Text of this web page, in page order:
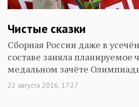
Чистые сказки
Сборная России даже в
составе заняла планируемое
медальном зачёте
22 августа 2016, 17:27